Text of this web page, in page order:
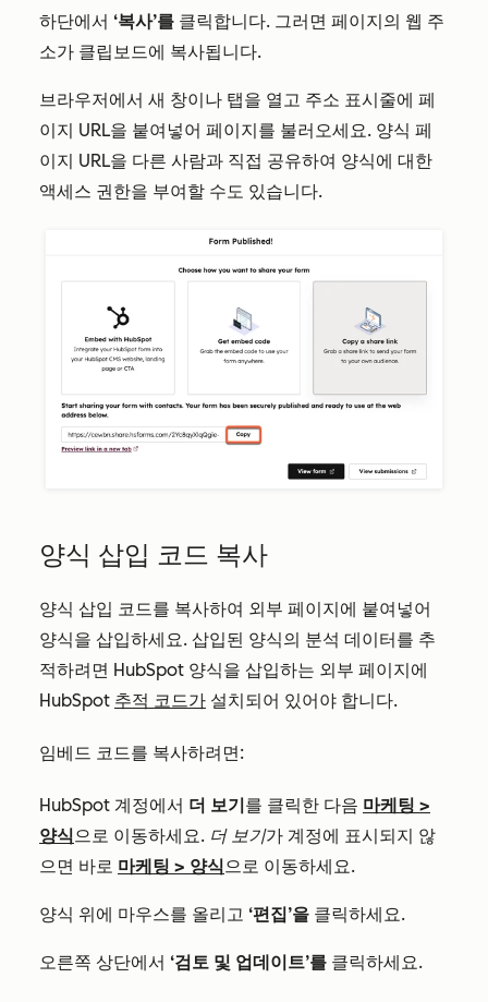
하단에서 ‘복사’를 클릭합니다. 그러면 페이지의 웹 주
소가 클립보드에 복사됩니다.
브라우저에서 새 창이나 탭을 열고 주소 표시줄에 페
이지 URL을 붙여넣어 페이지를 불러오세요. 양식 페
이지 URL을 다른 사람과 직접 공유하여 양식에 대한
액세스 권한을 부여할 수도 있습니다.
양식 삽입 코드 복사
양식 삽입 코드를 복사하여 외부 페이지에 붙여넣어
양식을 삽입하세요. 삽입된 양식의 분석 데이터를 추
적하려면 HubSpot 양식을 삽입하는 외부 페이지에
HubSpot 추적 코드가 설치되어 있어야 합니다.
임베드 코드를 복사하려면:
HubSpot 계정에서 더 보기를 클릭한 다음 마케팅 >
양식 으로 이동하세요. 더 보기가 계정에 표시되지 않
으면 바로 마케팅 > 양식 으로 이동하세요.
양식 위에 마우스를 올리고 ‘편집’을 클릭하세요.
오른쪽 상단에서 ‘검토 및 업데이트’를 클릭하세요.